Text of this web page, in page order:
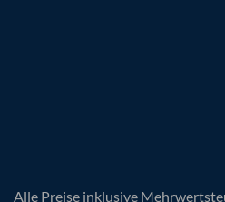
Alle Preise inklusive